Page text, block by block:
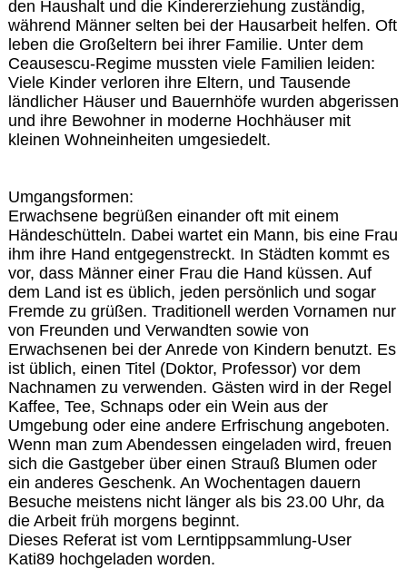
den Haushalt und die Kindererziehung zuständig,
während Männer selten bei der Hausarbeit helfen. Oft
leben die Großeltern bei ihrer Familie. Unter dem
Ceausescu-Regime mussten viele Familien leiden:
Viele Kinder verloren ihre Eltern, und Tausende
ländlicher Häuser und Bauernhöfe wurden abgerissen
und ihre Bewohner in moderne Hochhäuser mit
kleinen Wohneinheiten umgesiedelt.
Umgangsformen:
Erwachsene begrüßen einander oft mit einem
Händeschütteln. Dabei wartet ein Mann, bis eine Frau
ihm ihre Hand entgegenstreckt. In Städten kommt es
vor, dass Männer einer Frau die Hand küssen. Auf
dem Land ist es üblich, jeden persönlich und sogar
Fremde zu grüßen. Traditionell werden Vornamen nur
von Freunden und Verwandten sowie von
Erwachsenen bei der Anrede von Kindern benutzt. Es
ist üblich, einen Titel (Doktor, Professor) vor dem
Nachnamen zu verwenden. Gästen wird in der Regel
Kaffee, Tee, Schnaps oder ein Wein aus der
Umgebung oder eine andere Erfrischung angeboten.
Wenn man zum Abendessen eingeladen wird, freuen
sich die Gastgeber über einen Strauß Blumen oder
ein anderes Geschenk. An Wochentagen dauern
Besuche meistens nicht länger als bis 23.00 Uhr, da
die Arbeit früh morgens beginnt.
Dieses Referat ist vom Lerntippsammlung-User
Kati89 hochgeladen worden.